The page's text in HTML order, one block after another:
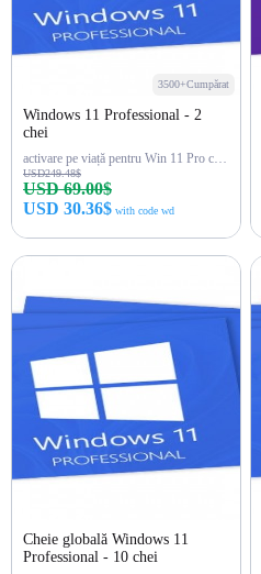
3500+Cumpărat
Windows 11 Professional - 2
chei
activare pe viață pentru Win 11 Pro cu 2 chei
USD249.48$
USD 69.00$
USD 30.36$ with code wd
Cheie globală Windows 11
Professional - 10 chei